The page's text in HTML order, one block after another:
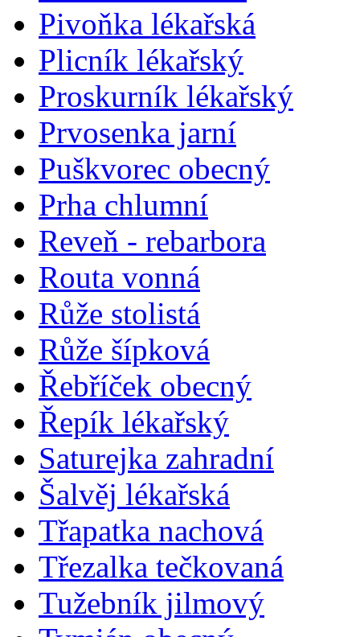
Pivoňka lékařská
Plicník lékařský
Proskurník lékařský
Prvosenka jarní
Puškvorec obecný
Prha chlumní
Reveň - rebarbora
Routa vonná
Růže stolistá
Růže šípková
Řebříček obecný
Řepík lékařský
Saturejka zahradní
Šalvěj lékařská
Třapatka nachová
Třezalka tečkovaná
Tužebník jilmový